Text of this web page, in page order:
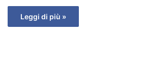
Leggi di più »